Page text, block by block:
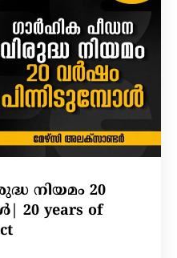
നിയമം 20
20 years of